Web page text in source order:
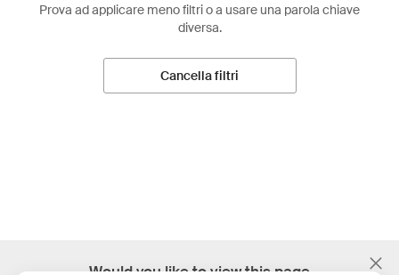
Prova ad applicare meno filtri o a usare una parola chiave
diversa.
Cancella filtri